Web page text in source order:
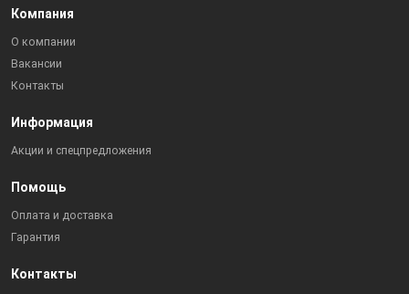
Компания
О компании
Вакансии
Контакты
Информация
Акции и спецпредложения
Помощь
Оплата и доставка
Гарантия
Контакты